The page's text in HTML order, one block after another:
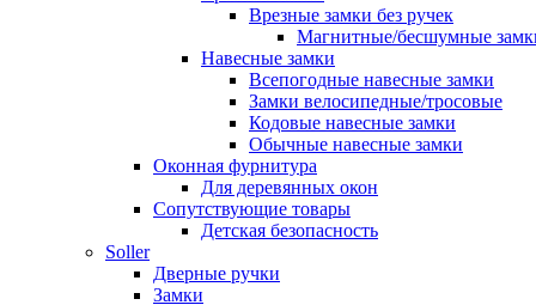
Врезные замки без ручек
Магнитные/бесшумные
Навесные замки
Всепогодные навесные замки
Замки велосипедные/тросовые
Кодовые навесные замки
Обычные навесные замки
Оконная фурнитура
Для деревянных окон
Сопутствующие товары
Детская безопасность
Soller
Дверные ручки
Замки